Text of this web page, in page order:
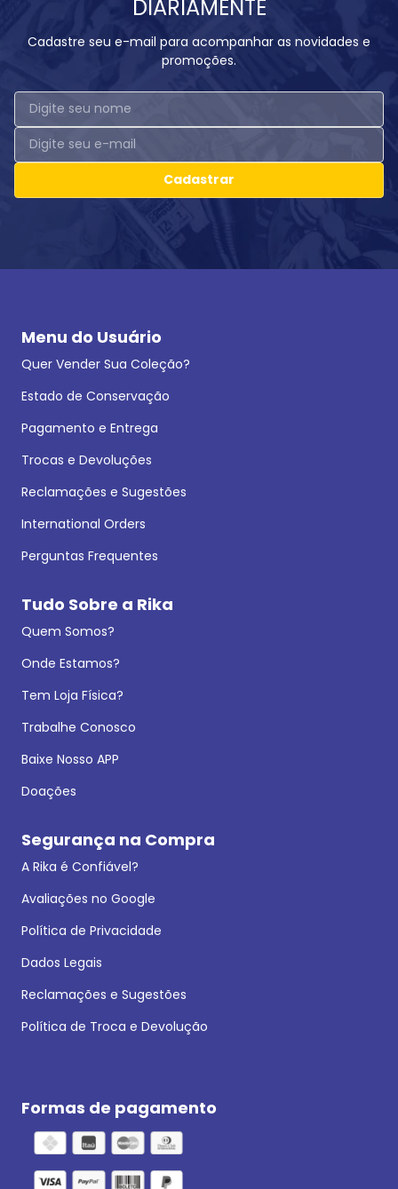
DIARIAMENTE
Cadastre seu e-mail para acompanhar as novidades e
promoções.
Cadastrar
Menu do Usuário
Quer Vender Sua Coleção?
Estado de Conservação
Pagamento e Entrega
Trocas e Devoluções
Reclamações e Sugestões
International Orders
Perguntas Frequentes
Tudo Sobre a Rika
Quem Somos?
Onde Estamos?
Tem Loja Física?
Trabalhe Conosco
Baixe Nosso APP
Doações
Segurança na Compra
A Rika é Confiável?
Avaliações no Google
Política de Privacidade
Dados Legais
Reclamações e Sugestões
Política de Troca e Devolução
Formas de pagamento